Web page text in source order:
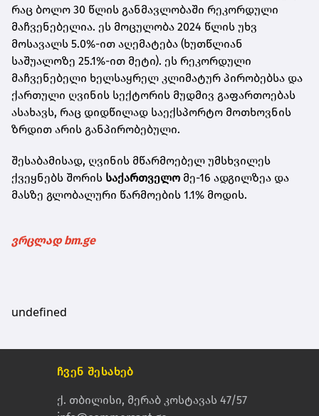
რაც ბოლო 30 წლის განმავლობაში რეკორდული
მაჩვენებელია. ეს მოცულობა 2024 წლის უხვ
მოსავალს 5.0%-ით აღემატება (ხუთწლიან
საშუალოზე 25.1%-ით მეტი). ეს რეკორდული
მაჩვენებელი ხელსაყრელ კლიმატურ პირობებსა და
ქართული ღვინის სექტორის მუდმივ გაფართოებას
ასახავს, რაც დიდწილად საექსპორტო მოთხოვნის
ზრდით არის განპირობებული.
შესაბამისად, ღვინის მწარმოებელ უმსხვილეს
ქვეყნებს შორის საქართველო მე-16 ადგილზეა და
მასზე გლობალური წარმოების 1.1% მოდის.
ვრცლად bm.ge
undefined
ჩვენ შესახებ
ქ. თბილისი, მერაბ კოსტავას 47/57